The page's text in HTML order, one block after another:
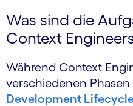
Was sind die
Context
Während Context
verschiedenen Phasen
Development